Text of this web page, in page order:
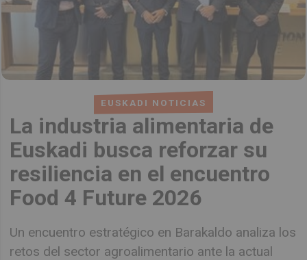
EUSKADI NOTICIAS
La industria alimentaria de
Euskadi busca reforzar su
resiliencia en el encuentro
Food 4 Future 2026
Un encuentro estratégico en Barakaldo analiza los
retos del sector agroalimentario ante la actual